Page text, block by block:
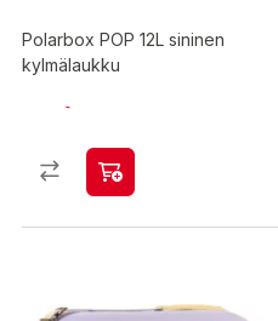
Polarbox POP 12L sininen
kylmälaukku